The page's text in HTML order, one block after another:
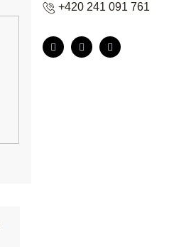
+420 241 091 761